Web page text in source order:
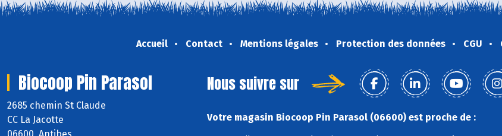
Accueil Contact Mentions légales Protection des données CGU
Biocoop Pin Parasol
2685 chemin St Claude
CC La Jacotte
06600 Antibes
Nous suivre sur
Votre magasin Biocoop Pin Parasol (06600) est proche de :